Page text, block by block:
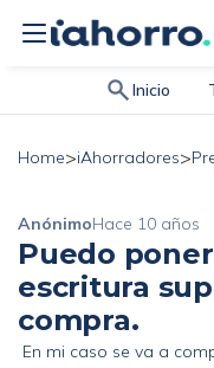
Inicio
Home>iAhorradores>
AnónimoHace 10 años
Puedo
escritura
compra.
En mi caso se va a